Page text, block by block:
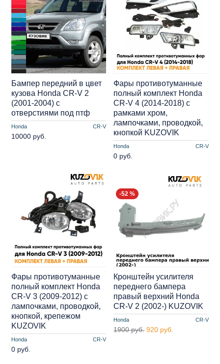
Honda CR-V
Бампер передний в цвет
кузова Honda CR-V 2
(2001-2004) с
отверстиями под птф
10000 руб.
Honda CR-V
Фары противотуманные
полный комплект Honda
CR-V 4 (2014-2018) с
рамками хром,
лампочками, проводкой,
кнопкой KUZOVIK
0 руб.
Honda CR-V
Фары противотуманные
полный комплект Honda
CR-V 3 (2009-2012) с
лампочками, проводкой,
кнопкой, крепежом
KUZOVIK
0 руб.
-52 %
Honda CR-V
Кронштейн усилителя
переднего бампера
правый верхний Honda
CR-V 2 (2002-) KUZOVIK
1900 руб. 920 руб.